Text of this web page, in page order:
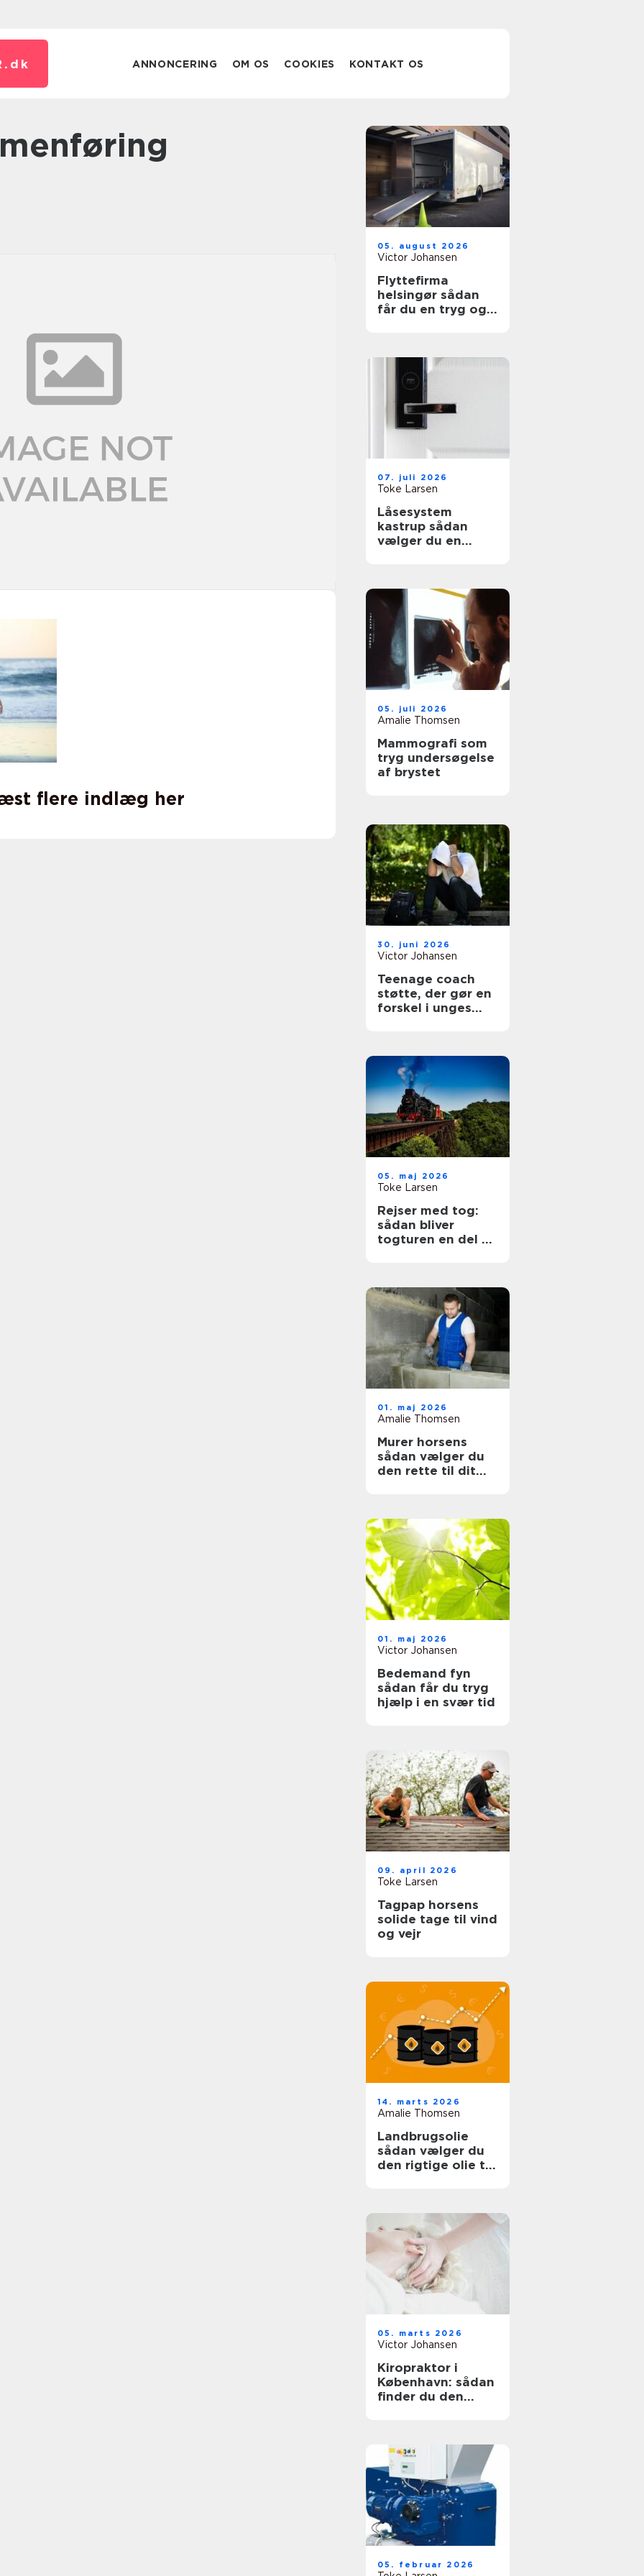
dk ANNONCERING OM OS COOKIES KONTAKT OS
flere indlæg her
05. august 2026
Victor Johansen
Flyttefirma
helsingør sådan
får du en tryg og
07. juli 2026
Toke Larsen
Låsesystem
kastrup sådan
vælger du en
05. juli 2026
Amalie Thomsen
Mammografi som
tryg undersøgelse
af brystet
30. juni 2026
Victor Johansen
Teenage coach
støtte, der gør en
forskel i unges
05. maj 2026
Toke Larsen
Rejser med tog:
sådan bliver
togturen en del af
01. maj 2026
Amalie Thomsen
Murer horsens
sådan vælger du
den rette til dit
01. maj 2026
Victor Johansen
Bedemand fyn
sådan får du tryg
hjælp i en svær tid
09. april 2026
Toke Larsen
Tagpap horsens
solide tage til vind
og vejr
14. marts 2026
Amalie Thomsen
Landbrugsolie
sådan vælger du
den rigtige olie til
05. marts 2026
Victor Johansen
Kiropraktor i
København: sådan
finder du den
05. februar 2026